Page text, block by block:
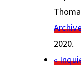
2020.
«